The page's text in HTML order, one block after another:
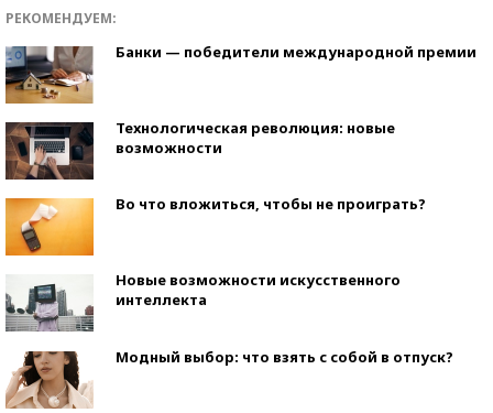
РЕКОМЕНДУЕМ:
Банки — победители международной премии
Технологическая революция: новые
возможности
Во что вложиться, чтобы не проиграть?
Новые возможности искусственного
интеллекта
Модный выбор: что взять с собой в отпуск?